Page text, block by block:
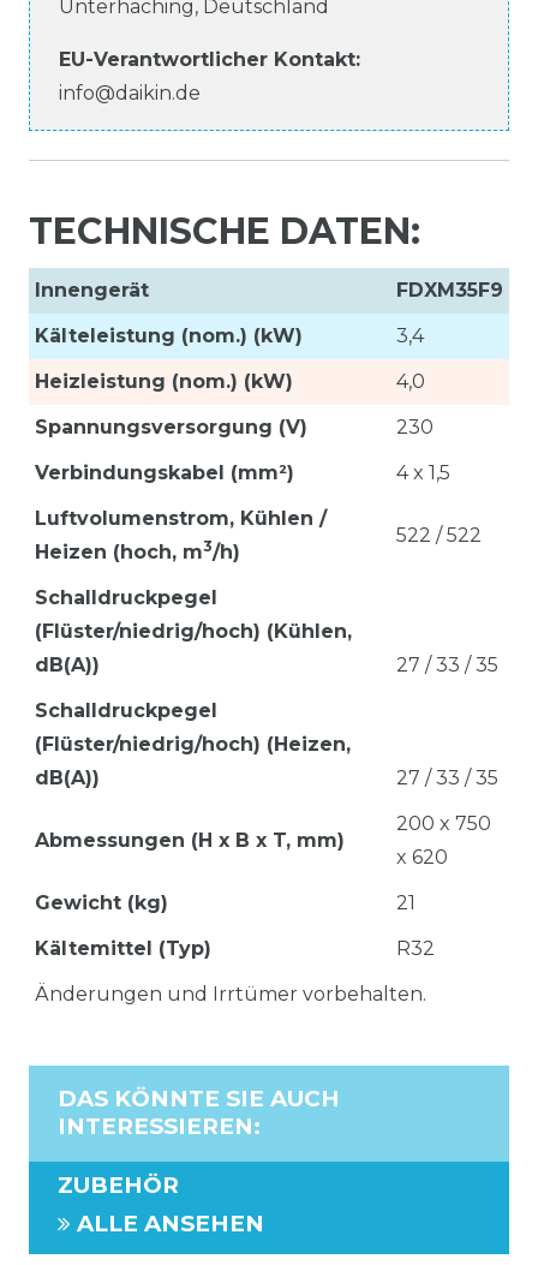
Unterhaching, Deutschland
EU-Verantwortlicher Kontakt:
info@daikin.de
TECHNISCHE DATEN:
Innengerät
FDXM35F9
Kälteleistung (nom.) (kW)
3,4
Heizleistung (nom.) (kW)
4,0
Spannungsversorgung (V)
230
Verbindungskabel (mm²)
4 x 1,5
Luftvolumenstrom, Kühlen /
Heizen (hoch, m3/h)
522 / 522
Schalldruckpegel
(Flüster/niedrig/hoch) (Kühlen,
dB(A))
27 / 33 / 35
Schalldruckpegel
(Flüster/niedrig/hoch) (Heizen,
dB(A))
27 / 33 / 35
Abmessungen (H x B x T, mm)
200 x 750
x 620
Gewicht (kg)
21
Kältemittel (Typ)
R32
Änderungen und Irrtümer vorbehalten.
DAS KÖNNTE SIE AUCH
INTERESSIEREN:
ZUBEHÖR
ALLE ANSEHEN